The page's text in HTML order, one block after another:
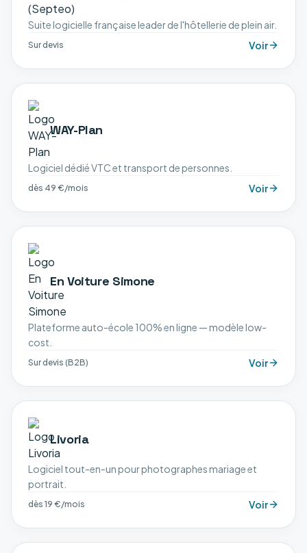
Suite logicielle française leader de l'hôtellerie de plein air.
Sur devis Voir
WAY-Plan
Logiciel dédié VTC et transport de personnes.
dès 49 €/mois Voir
En Voiture Simone
Plateforme auto-école 100% en ligne — modèle low-
cost.
Sur devis (B2B) Voir
Livoria
Logiciel tout-en-un pour photographes mariage et
portrait.
dès 19 €/mois Voir